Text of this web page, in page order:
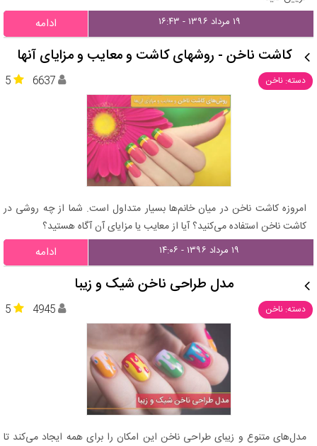
۱۹ مرداد ۱۳۹۶ - ۱۶:۴۳ ادامه
کاشت ناخن - روشهای کاشت و معایب و مزایای آنها
دسته: ناخن 5 6637
امروزه کاشت ناخن در میان خانم‌ها بسیار متداول است. شما از چه روشی در
کاشت ناخن استفاده می‌کنید؟ آیا از معایب یا مزایای آن آگاه هستید؟
۱۹ مرداد ۱۳۹۶ - ۱۴:۰۶ ادامه
مدل طراحی ناخن شیک و زیبا
دسته: ناخن 5 4945
مدل‌های متنوع و زیبای طراحی ناخن این امکان را برای همه ایجاد می‌کند تا